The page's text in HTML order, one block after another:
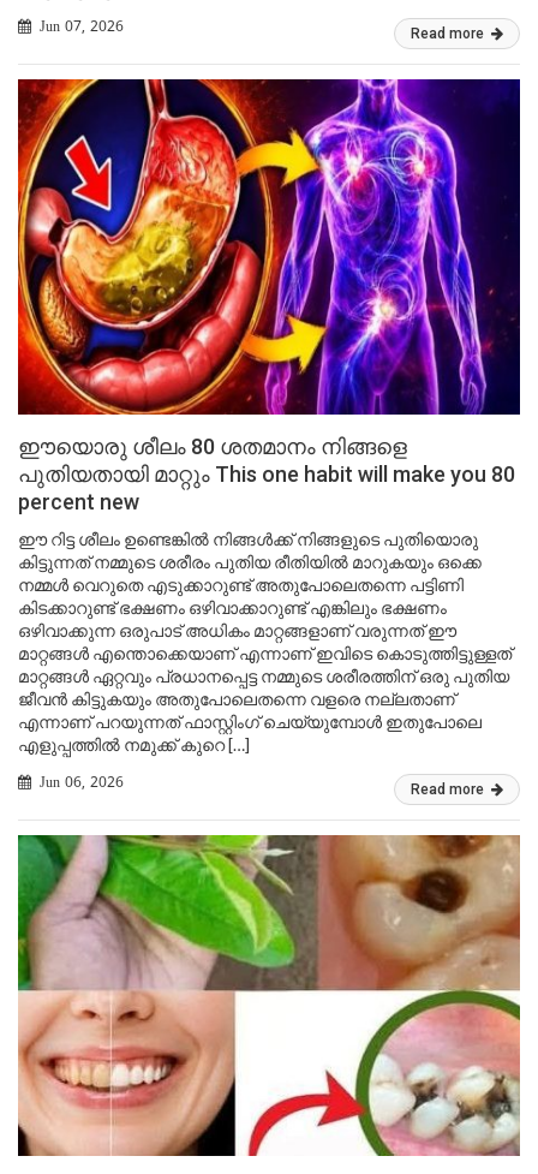
Jun 07, 2026 Read more
ഈയൊരു ശീലം 80 ശതമാനം നിങ്ങളെ
പുതിയതായി മാറ്റും This one habit will make you 80
percent new
ഈ റിട്ട ശീലം ഉണ്ടെങ്കിൽ നിങ്ങൾക്ക് നിങ്ങളുടെ പുതിയൊരു
കിട്ടുന്നത് നമ്മുടെ ശരീരം പുതിയ രീതിയിൽ മാറുകയും ഒക്കെ
നമ്മൾ വെറുതെ എടുക്കാറുണ്ട് അതുപോലെതന്നെ പട്ടിണി
കിടക്കാറുണ്ട് ഭക്ഷണം ഒഴിവാക്കാറുണ്ട് എങ്കിലും ഭക്ഷണം
ഒഴിവാക്കുന്ന ഒരുപാട് അധികം മാറ്റങ്ങളാണ് വരുന്നത് ഈ
മാറ്റങ്ങൾ എന്തൊക്കെയാണ് എന്നാണ് ഇവിടെ കൊടുത്തിട്ടുള്ളത്
മാറ്റങ്ങൾ ഏറ്റവും പ്രധാനപ്പെട്ട നമ്മുടെ ശരീരത്തിന് ഒരു പുതിയ
ജീവൻ കിട്ടുകയും അതുപോലെതന്നെ വളരെ നല്ലതാണ്
എന്നാണ് പറയുന്നത് ഫാസ്റ്റിംഗ് ചെയ്യുമ്പോൾ ഇതുപോലെ
എളുപ്പത്തിൽ നമുക്ക് കുറെ […]
Jun 06, 2026 Read more